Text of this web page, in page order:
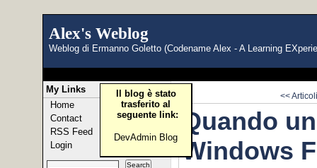
Alex's Weblog
Weblog di Ermanno Goletto (Codename Alex - A Learning
My Links
Home
Contact
RSS Feed
Login
Il blog è stato
trasferito al
seguente link:
DevAdmin Blog
<<
Quando
Windows